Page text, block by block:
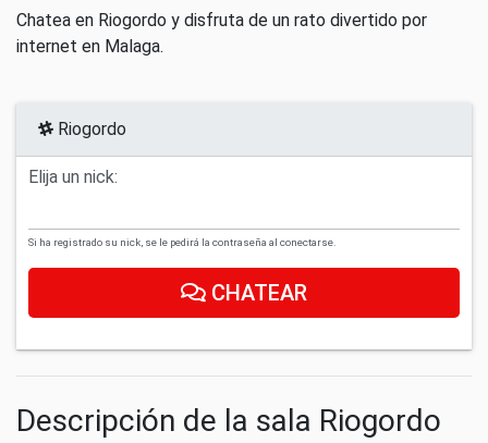
Chatea en Riogordo y disfruta de un rato divertido por
internet en Malaga.
Riogordo
Elija un nick:
Si ha registrado su nick, se le pedirá la contraseña al conectarse.
CHATEAR
Descripción de la sala Riogordo